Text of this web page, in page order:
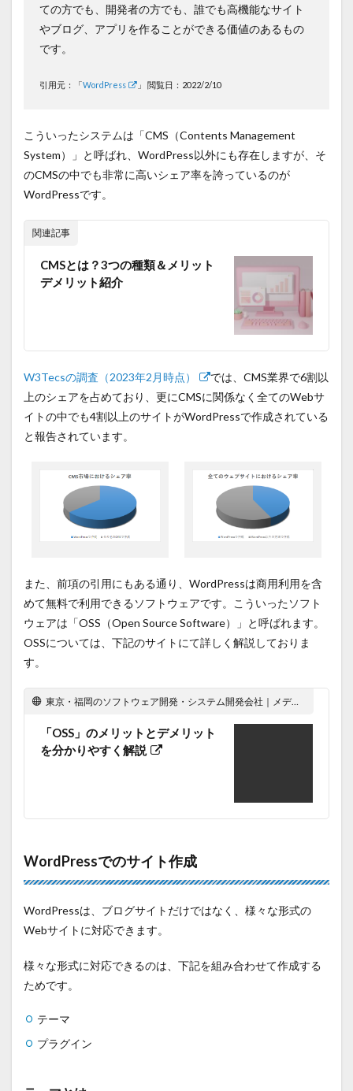
ての方でも、開発者の方でも、誰でも高機能なサイト
やブログ、アプリを作ることができる価値のあるもの
です。
引用元：「WordPress 」 閲覧日：2022/2/10
こういったシステムは「CMS（Contents Management
System）」と呼ばれ、WordPress以外にも存在しますが、そ
のCMSの中でも非常に高いシェア率を誇っているのが
WordPressです。
関連記事
CMSとは？3つの種類＆メリット
デメリット紹介
W3Tecsの調査（2023年2月時点）
では、CMS業界で6割以
上のシェアを占めており、更にCMSに関係なく全てのWebサ
イトの中でも4割以上のサイトがWordPressで作成されている
と報告されています。
また、前項の引用にもある通り、WordPressは商用利用を含
めて無料で利用できるソフトウェアです。こういったソフト
ウェアは「OSS（Open Source Software）」と呼ばれます。
OSSについては、下記のサイトにて詳しく解説しておりま
す。
東京・福岡のソフトウェア開発・システム開発会社｜メディアファイブ株式会社
「OSS」のメリットとデメリット
を分かりやすく解説
WordPressでのサイト作成
WordPressは、ブログサイトだけではなく、様々な形式の
Webサイトに対応できます。
様々な形式に対応できるのは、下記を組み合わせて作成する
ためです。
テーマ
プラグイン